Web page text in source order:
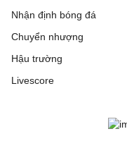
Nhận định bóng đá
Chuyển nhượng
Hậu trường
Livescore